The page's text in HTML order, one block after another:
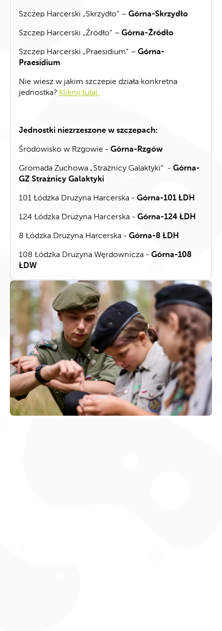
Szczep Harcerski „Skrzydło” – Górna-Skrzydło
Szczep Harcerski „Źródło” – Górna-Źródło
Szczep Harcerski „Praesidium” – Górna-
Praesidium
Nie wiesz w jakim szczepie działa konkretna
jednostka? Kliknij tutaj.
Jednostki niezrzeszone w szczepach:
Środowisko w Rzgowie - Górna-Rzgów
Gromada Zuchowa „Strażnicy Galaktyki” - Górna-
GZ Strażnicy Galaktyki
101 Łódzka Drużyna Harcerska - Górna-101 ŁDH
124 Łódzka Drużyna Harcerska - Górna-124 ŁDH
8 Łódzka Drużyna Harcerska - Górna-8 ŁDH
108 Łódzka Drużyna Węrdownicza - Górna-108
ŁDW